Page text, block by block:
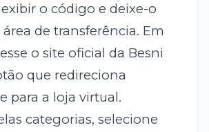
o código e deixe-o
de transferência. Em
o site oficial da Besni
que redireciona
para a loja virtual.
categorias, selecione